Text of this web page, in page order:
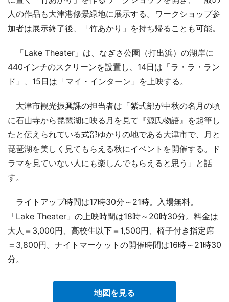
人の作品も大津港修景緑地に展示する。ワークショップ参
加者は展示終了後、「竹あかり」を持ち帰ることも可能。
「Lake Theater」は、なぎさ公園（打出浜）の湖岸に
440インチのスクリーンを設置し、14日は「ラ・ラ・ラン
ド」、15日は「マイ・インターン」を上映する。
大津市観光振興課の担当者は「紫式部が中秋の名月の頃
に石山寺から琵琶湖に映る月を見て『源氏物語』を起筆し
たと伝えられている式部ゆかりの地である大津市で、月と
琵琶湖を美しく見てもらえる秋にイベントを開催する。ド
ラマを見ていない人にも楽しんでもらえると思う」と話
す。
ライトアップ時間は17時30分～21時。入場無料。
「Lake Theater」の上映時間は18時～20時30分。料金は
大人＝3,000円、高校生以下＝1,500円、椅子付き指定席
＝3,800円。ナイトマーケットの開催時間は16時～21時30
分。
地図を見る